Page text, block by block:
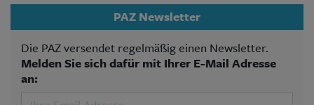
PAZ Newsletter
Die PAZ versendet regelmäßig einen Newsletter.
Melden Sie sich dafür mit Ihrer E-Mail Adresse
an: